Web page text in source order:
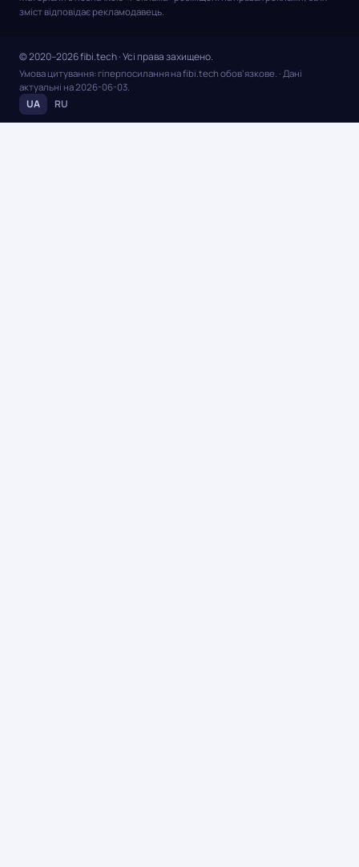
зміст відповідає рекламодавець.
© 2020–2026 fibi.tech · Усі права захищено.
Умова цитування: гіперпосилання на fibi.tech обов’язкове. · Дані
актуальні на2026-06-03
UA RU